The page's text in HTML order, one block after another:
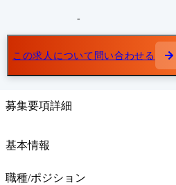
-
この求人について問い合わせる
募集要項詳細
基本情報
職種/ポジション